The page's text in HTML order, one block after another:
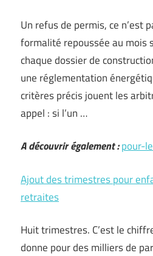
Un refus de permis, ce n’est
formalité repoussée au mois
chaque dossier de
une réglementation
critères précis jouent les
appel : si l’un …
A découvrir également :pour-
Ajout des trimestres pour
retraites
Huit trimestres. C’est le
donne pour des milliers de